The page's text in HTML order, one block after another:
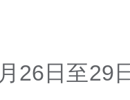
26日至29